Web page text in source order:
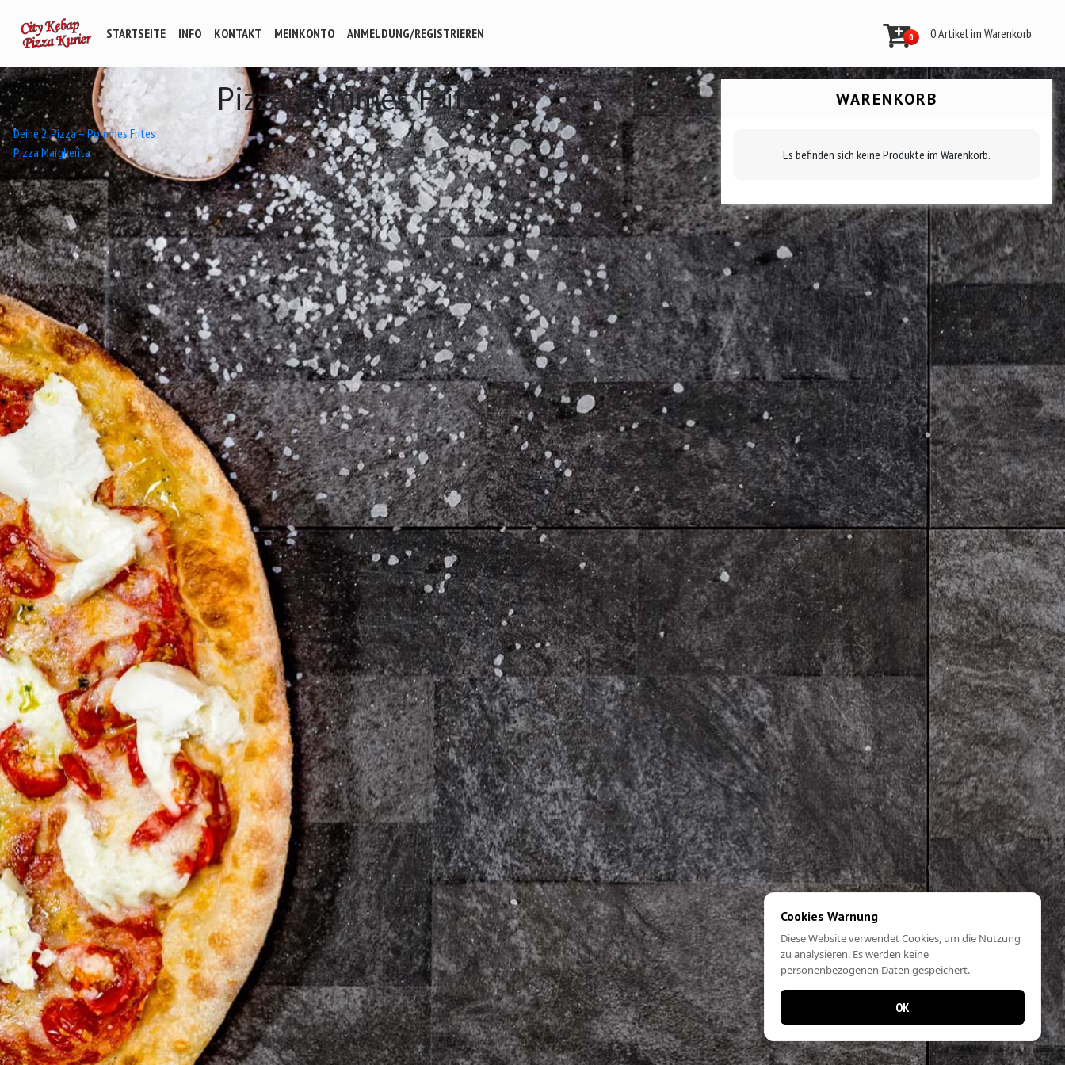
STARTSEITE INFO KONTAKT MEINKONTO ANMELDUNG/REGISTRIEREN 0 0 Artikel im Warenkorb
Pizza Pommes Frites
Beitrags-
Navigation
Deine 2. Pizza – Pommes Frites
Pizza Margherita
WARENKORB
Es befinden sich keine Produkte im Warenkorb.
Cookies Warnung
Diese Website verwendet Cookies, um die Nutzung
zu analysieren. Es werden keine
personenbezogenen Daten gespeichert.
OK